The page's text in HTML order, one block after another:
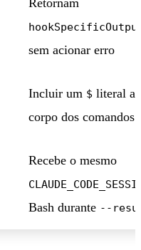
Retornam
sem acionar erro
Incluir um $ literal
corpo dos comandos
Recebe o mesmo
Bash durante --